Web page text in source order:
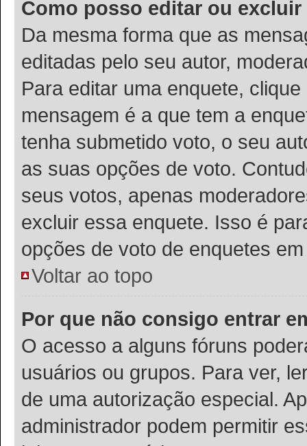
Como posso editar ou
Da mesma forma que as
editadas pelo seu autor,
Para editar uma enquete,
mensagem é a que tem a
tenha submetido voto, o seu
as suas opções de voto.
seus votos, apenas
excluir essa enquete. Isso é
opções de voto de enquetes
Voltar ao topo
Por que não consigo entrar
O acesso a alguns fóruns
usuários ou grupos. Para ver,
de uma autorização especial.
administrador podem permitir